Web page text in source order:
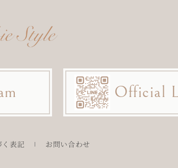
Official
表記 お問い合わせ